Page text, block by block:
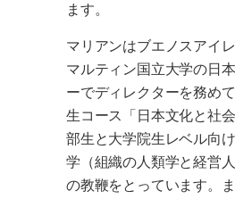
ます。
マリアンはブエノスアイ
マルティン国立大学の日
ーでディレクターを務め
生コース「日本文化と社
部生と大学院生レベル向
学（組織の人類学と経営人
の教鞭をとっています。